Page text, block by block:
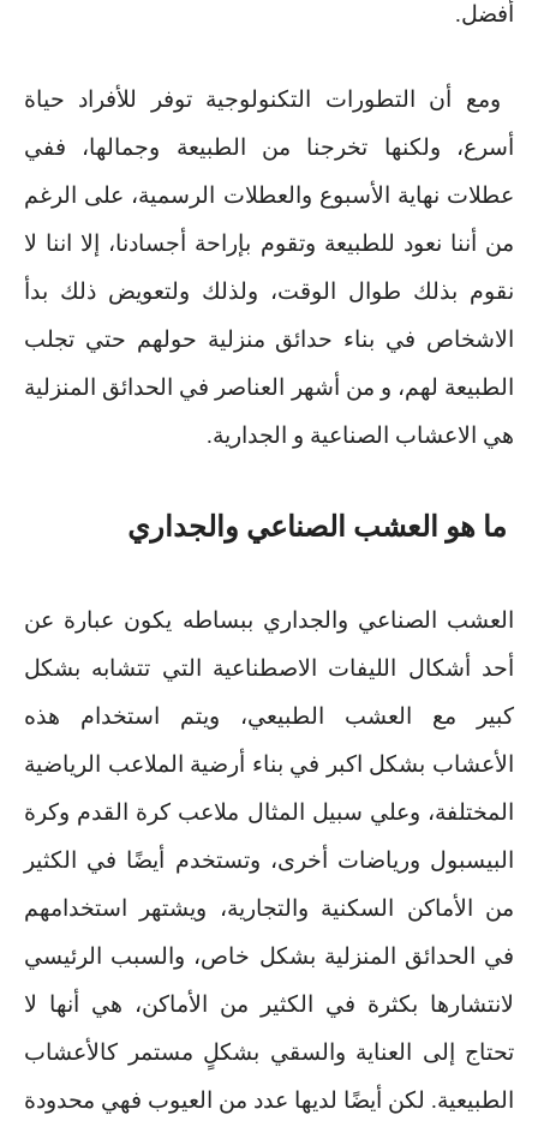
أفضل.
ومع أن التطورات التكنولوجية توفر للأفراد حياة
أسرع، ولكنها تخرجنا من الطبيعة وجمالها، ففي
عطلات نهاية الأسبوع والعطلات الرسمية، على الرغم
من أننا نعود للطبيعة وتقوم بإراحة أجسادنا، إلا اننا لا
نقوم بذلك طوال الوقت، ولذلك ولتعويض ذلك بدأ
الاشخاص في بناء حدائق منزلية حولهم حتي تجلب
الطبيعة لهم، و من أشهر العناصر في الحدائق المنزلية
هي الاعشاب الصناعية و الجدارية.
‏ما هو العشب الصناعي والجداري
العشب الصناعي والجداري ببساطه يكون عبارة عن
أحد أشكال الليفات الاصطناعية التي تتشابه بشكل
كبير مع العشب الطبيعي، ويتم استخدام هذه
الأعشاب بشكل اكبر في بناء أرضية الملاعب الرياضية
المختلفة، وعلي سبيل المثال ملاعب كرة القدم وكرة
البيسبول ورياضات أخرى، وتستخدم أيضًا في الكثير
من الأماكن السكنية والتجارية، ويشتهر استخدامهم
في الحدائق المنزلية بشكل خاص، والسبب الرئيسي
لانتشارها بكثرة في الكثير من الأماكن، هي أنها لا
تحتاج إلى العناية والسقي بشكلٍ مستمر كالأعشاب
الطبيعية. لكن أيضًا لديها عدد من العيوب فهي محدودة